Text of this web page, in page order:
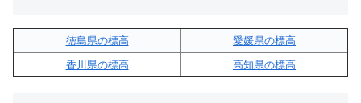
徳島県の標高
愛媛県の標高
香川県の標高
高知県の標高